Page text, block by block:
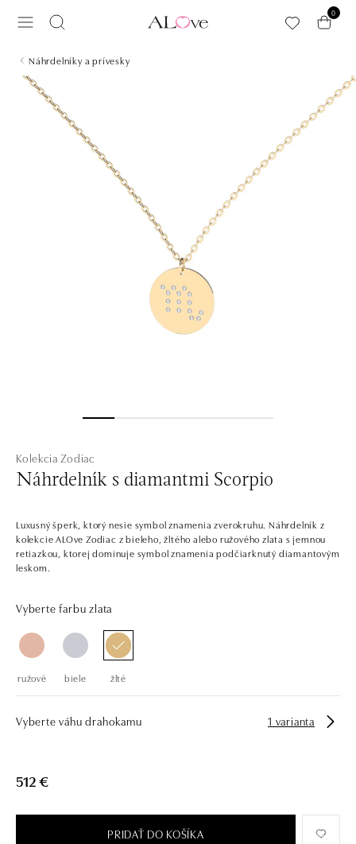
0
Náhrdelníky a prívesky
Kolekcia Zodiac
Náhrdelník s diamantmi Scorpio
Luxusný šperk, ktorý nesie symbol znamenia zverokruhu. Náhrdelník z
kolekcie ALOve Zodiac z bieleho, žltého alebo ružového zlata s jemnou
retiazkou, ktorej dominuje symbol znamenia podčiarknutý diamantovým
leskom.
Vyberte farbu zlata
ružové biele žlté
Vyberte váhu drahokamu 1 varianta
512 €
PRIDAŤ DO KOŠÍKA